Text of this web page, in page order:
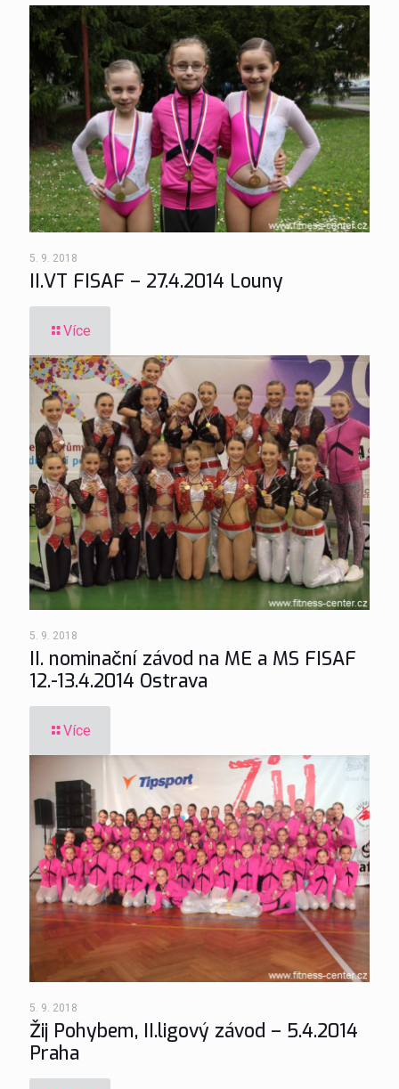
5. 9. 2018
II.VT FISAF – 27.4.2014 Louny
Více
5. 9. 2018
II. nominační závod na ME a MS FISAF
12.-13.4.2014 Ostrava
Více
5. 9. 2018
Žij Pohybem, II.ligový závod – 5.4.2014
Praha